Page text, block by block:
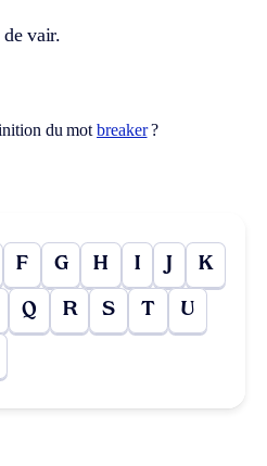
de vair.
du motbreaker?
F G H I J K
Q R S T U